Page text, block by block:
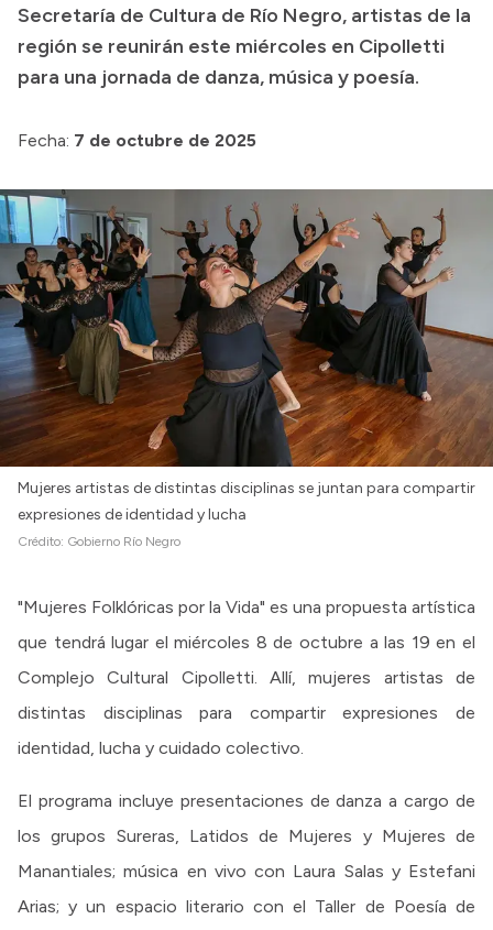
Compras y licitaciones
Consulta de expedientes
Consulta de pago a proveedores
Intranet
Login
Secretaría de Cultura de Río Negro, artistas de la
región se reunirán este miércoles en Cipolletti
para una jornada de danza, música y poesía.
Fecha: 7 de octubre de 2025
Mujeres artistas de distintas disciplinas se juntan para compartir
expresiones de identidad y lucha
Crédito: Gobierno Río Negro
"Mujeres Folklóricas por la Vida" es una propuesta artística
que tendrá lugar el miércoles 8 de octubre a las 19 en el
Complejo Cultural Cipolletti. Allí, mujeres artistas de
distintas disciplinas para compartir expresiones de
identidad, lucha y cuidado colectivo.
El programa incluye presentaciones de danza a cargo de
los grupos Sureras, Latidos de Mujeres y Mujeres de
Manantiales; música en vivo con Laura Salas y Estefani
Arias; y un espacio literario con el Taller de Poesía de